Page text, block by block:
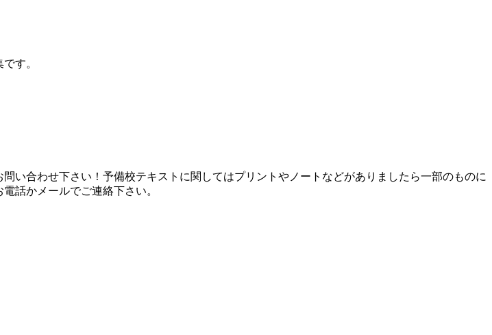
す。
い合わせ下さい！予備校テキストに関してはプリントやノートなどがありましたら一部のものに
話かメールでご連絡下さい。